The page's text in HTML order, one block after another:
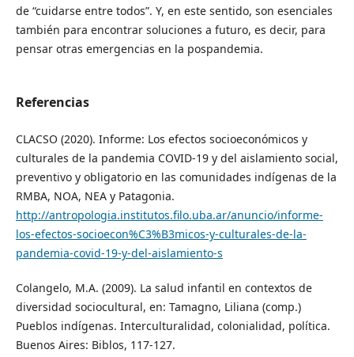
de “cuidarse entre todos”. Y, en este sentido, son esenciales
también para encontrar soluciones a futuro, es decir, para
pensar otras emergencias en la pospandemia.
Referencias
CLACSO (2020). Informe: Los efectos socioeconómicos y
culturales de la pandemia COVID-19 y del aislamiento social,
preventivo y obligatorio en las comunidades indígenas de la
RMBA, NOA, NEA y Patagonia.
http://antropologia.institutos.filo.uba.ar/anuncio/informe-
los-efectos-socioecon%C3%B3micos-y-culturales-de-la-
pandemia-covid-19-y-del-aislamiento-s
Colangelo, M.A. (2009). La salud infantil en contextos de
diversidad sociocultural, en: Tamagno, Liliana (comp.)
Pueblos indígenas. Interculturalidad, colonialidad, política.
Buenos Aires: Biblos, 117-127.